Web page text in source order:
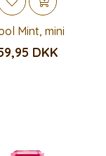
Mint, mini
DKK